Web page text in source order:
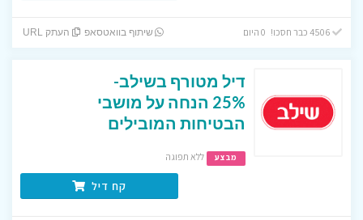
4506 כבר חסכו! 0 היום שיתוף בוואטסאפ העתק URL
דיל מטורף בשילב-
25% הנחה על מושבי
הבטיחות המובילים
מבצע ללא תפוגה
קח דיל